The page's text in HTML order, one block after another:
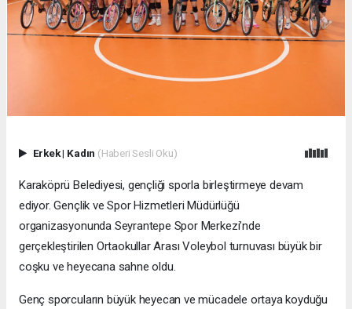
Erkek| Kadın (Haberi Sesli Oku)
Karaköprü Belediyesi, gençliği sporla birleştirmeye devam
ediyor. Gençlik ve Spor Hizmetleri Müdürlüğü
organizasyonunda Seyrantepe Spor Merkezi’nde
gerçekleştirilen Ortaokullar Arası Voleybol turnuvası büyük bir
coşku ve heyecana sahne oldu.
Genç sporcuların büyük heyecan ve mücadele ortaya koyduğu